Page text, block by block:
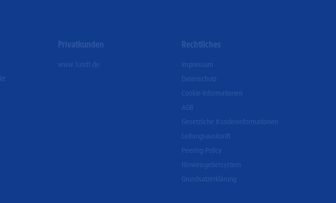
Privatkunden
www.1und1.de
Rechtliches
Impressum
Datenschutz
Cookie-Informationen
AGB
Gesetzliche Kundeninformationen
Leitungsauskunft
Peering-Policy
Hinweisgebersystem
Grundsatzerklärung